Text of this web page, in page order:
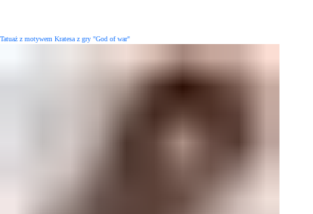
Tatuaż z motywem Kratesa z gry "God of war"